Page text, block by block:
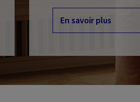
En savoir plus